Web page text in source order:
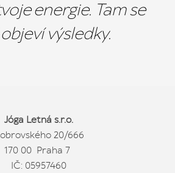
energie. Tam se
výsledky.
Jóga Letná s.r.o.
20/666
170 00 Praha 7
IČ: 05957460